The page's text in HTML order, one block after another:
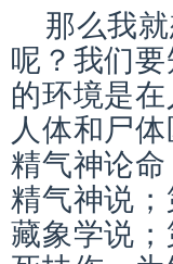
那么我
呢？我们
的环境是
人体和尸
精气神论
精气神说
藏象学说